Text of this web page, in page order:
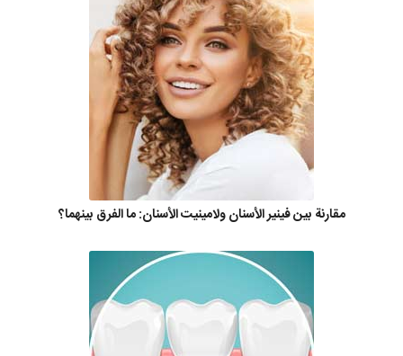
مقارنة بين فينير الأسنان ولامينيت الأسنان: ما الفرق بينهما؟